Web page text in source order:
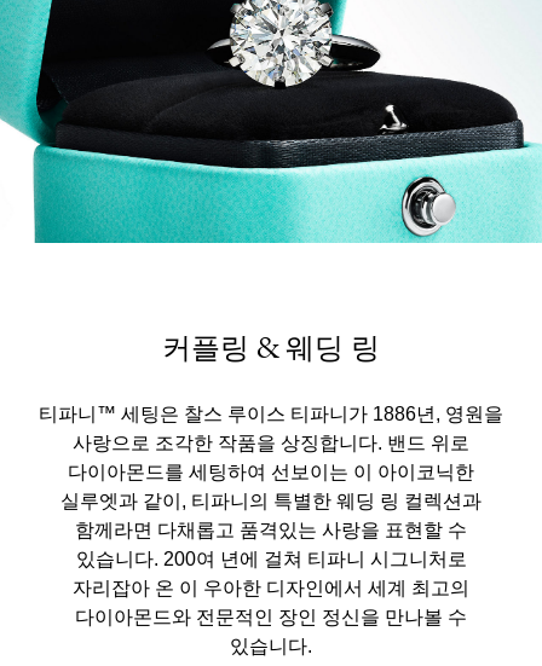
커플링 & 웨딩 링
티파니™ 세팅은 찰스 루이스 티파니가 1886년, 영원을
사랑으로 조각한 작품을 상징합니다. 밴드 위로
다이아몬드를 세팅하여 선보이는 이 아이코닉한
실루엣과 같이, 티파니의 특별한 웨딩 링 컬렉션과
함께라면 다채롭고 품격있는 사랑을 표현할 수
있습니다. 200여 년에 걸쳐 티파니 시그니처로
자리잡아 온 이 우아한 디자인에서 세계 최고의
다이아몬드와 전문적인 장인 정신을 만나볼 수
있습니다.